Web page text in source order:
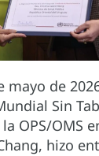
de
Sin
OPS/OMS
hizo